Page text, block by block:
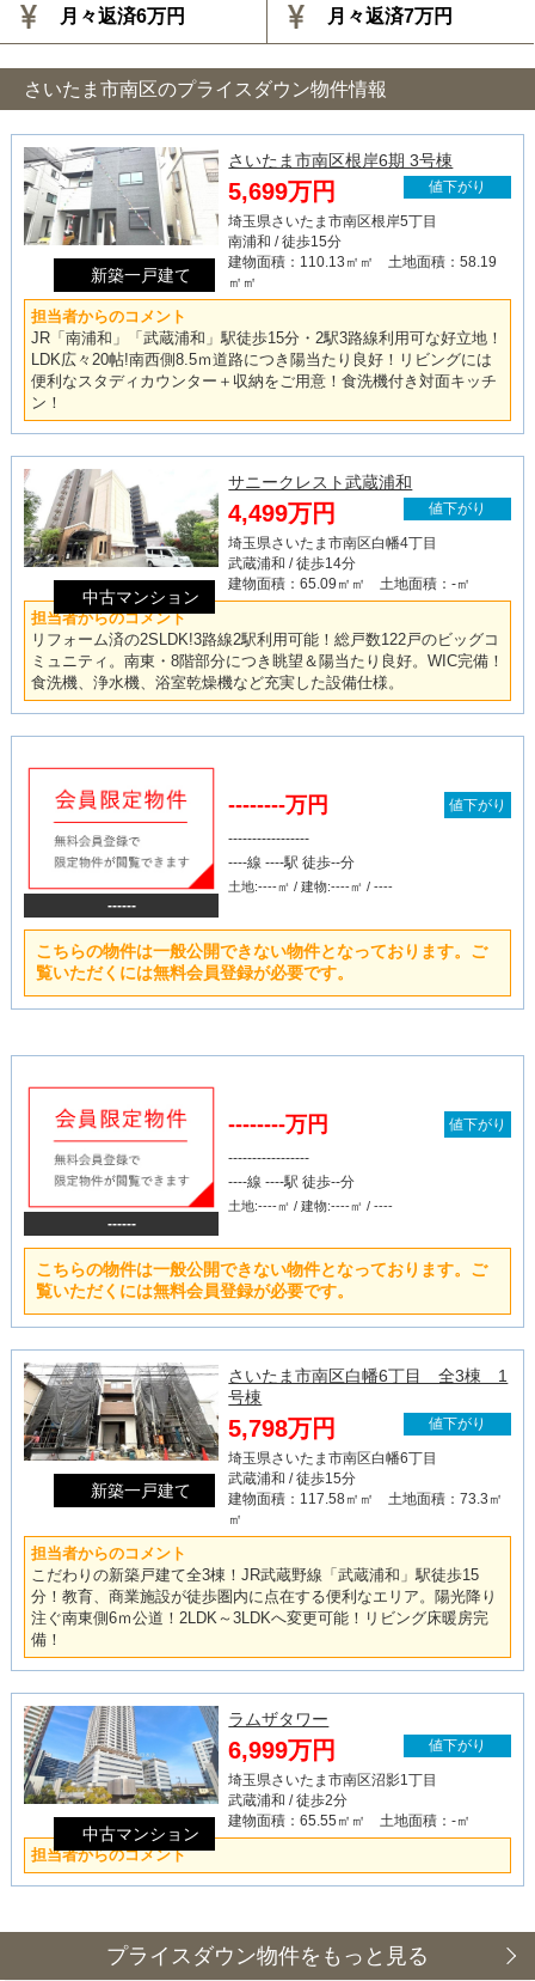
月々返済6万円 月々返済7万円
さいたま市南区のプライスダウン物件情報
新築一戸建て
さいたま市南区根岸6期 3号棟
5,699万円 値下がり
埼玉県さいたま市南区根岸5丁目
南浦和 / 徒歩15分
建物面積：110.13㎡㎡ 土地面積：58.19
㎡㎡
担当者からのコメント
JR「南浦和」「武蔵浦和」駅徒歩15分・2駅3路線利用可な好立地！
LDK広々20帖!南西側8.5ｍ道路につき陽当たり良好！リビングには
便利なスタディカウンター＋収納をご用意！食洗機付き対面キッチ
ン！
中古マンション
サニークレスト武蔵浦和
4,499万円 値下がり
埼玉県さいたま市南区白幡4丁目
武蔵浦和 / 徒歩14分
建物面積：65.09㎡㎡ 土地面積：-㎡
担当者からのコメント
リフォーム済の2SLDK!3路線2駅利用可能！総戸数122戸のビッグコ
ミュニティ。南東・8階部分につき眺望＆陽当たり良好。WIC完備！
食洗機、浄水機、浴室乾燥機など充実した設備仕様。
------
--------万円
値下がり
-----------------
----線 ----駅 徒歩--分
土地:----㎡ / 建物:----㎡ / ----
こちらの物件は一般公開できない物件となっております。ご
覧いただくには無料会員登録が必要です。
------
--------万円
値下がり
-----------------
----線 ----駅 徒歩--分
土地:----㎡ / 建物:----㎡ / ----
こちらの物件は一般公開できない物件となっております。ご
覧いただくには無料会員登録が必要です。
新築一戸建て
さいたま市南区白幡6丁目 全3棟 1
号棟
5,798万円 値下がり
埼玉県さいたま市南区白幡6丁目
武蔵浦和 / 徒歩15分
建物面積：117.58㎡㎡ 土地面積：73.3㎡
㎡
担当者からのコメント
こだわりの新築戸建て全3棟！JR武蔵野線「武蔵浦和」駅徒歩15
分！教育、商業施設が徒歩圏内に点在する便利なエリア。陽光降り
注ぐ南東側6ｍ公道！2LDK～3LDKへ変更可能！リビング床暖房完
備！
中古マンション
ラムザタワー
6,999万円 値下がり
埼玉県さいたま市南区沼影1丁目
武蔵浦和 / 徒歩2分
建物面積：65.55㎡㎡ 土地面積：-㎡
担当者からのコメント
プライスダウン物件をもっと見る